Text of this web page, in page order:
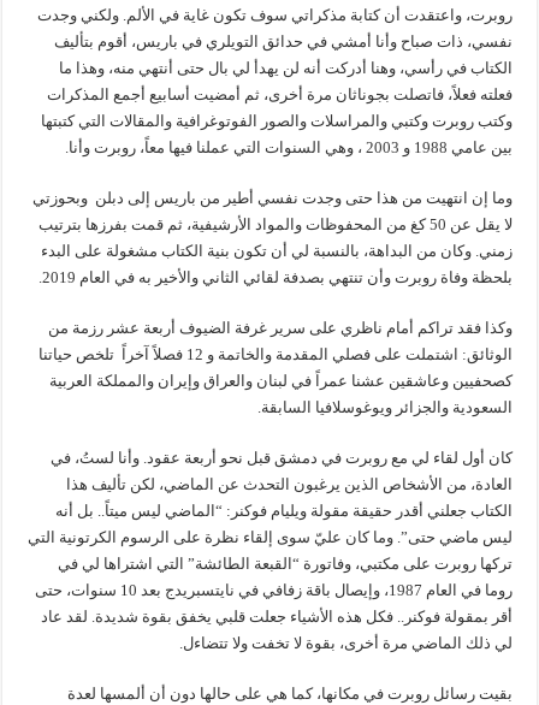
روبرت، واعتقدت أن كتابة مذكراتي سوف تكون غاية في الألم. ولكني وجدت
نفسي، ذات صباح وأنا أمشي في حدائق التويلري في باريس، أقوم بتأليف
الكتاب في رأسي، وهنا أدركت أنه لن يهدأ لي بال حتى أنتهي منه، وهذا ما
فعلته فعلاً، فاتصلت بجوناثان مرة أخرى، ثم أمضيت أسابيع أجمع المذكرات
وكتب روبرت وكتبي والمراسلات والصور الفوتوغرافية والمقالات التي كتبتها
بين عامي 1988 و 2003 ، وهي السنوات التي عملنا فيها معاً، روبرت وأنا.
وما إن انتهيت من هذا حتى وجدت نفسي أطير من باريس إلى دبلن وبحوزتي
لا يقل عن 50 كغ من المحفوظات والمواد الأرشيفية، ثم قمت بفرزها بترتيب
زمني. وكان من البداهة، بالنسبة لي أن تكون بنية الكتاب مشغولة على البدء
بلحظة وفاة روبرت وأن تنتهي بصدفة لقائي الثاني والأخير به في العام 2019.
وكذا فقد تراكم أمام ناظري على سرير غرفة الضيوف أربعة عشر رزمة من
الوثائق: اشتملت على فصلي المقدمة والخاتمة و 12 فصلاً آخراً تلخص حياتنا
كصحفيين وعاشقين عشنا عمراً في لبنان والعراق وإيران والمملكة العربية
السعودية والجزائر ويوغوسلافيا السابقة.
كان أول لقاء لي مع روبرت في دمشق قبل نحو أربعة عقود. وأنا لستُ، في
العادة، من الأشخاص الذين يرغبون التحدث عن الماضي، لكن تأليف هذا
الكتاب جعلني أقدر حقيقة مقولة ويليام فوكنر: “الماضي ليس ميتاً.. بل أنه
ليس ماضي حتى”. وما كان عليّ سوى إلقاء نظرة على الرسوم الكرتونية التي
تركها روبرت على مكتبي، وفاتورة “القبعة الطائشة” التي اشتراها لي في
روما في العام 1987، وإيصال باقة زفافي في نايتسبريدج بعد 10 سنوات، حتى
أقر بمقولة فوكنر.. فكل هذه الأشياء جعلت قلبي يخفق بقوة شديدة. لقد عاد
لي ذلك الماضي مرة أخرى، بقوة لا تخفت ولا تتضاءل.
بقيت رسائل روبرت في مكانها، كما هي على حالها دون أن ألمسها لعدة